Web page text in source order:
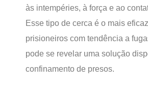
às intempéries, à força e ao
Esse tipo de cerca é o mais
prisioneiros com tendência a
pode se revelar uma solução
confinamento de presos.